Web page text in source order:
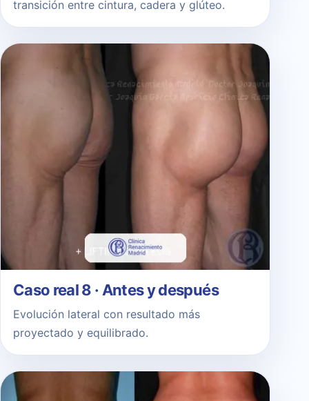
transición entre cintura, cadera y glúteo.
Caso real 8 · Antes y después
Evolución lateral con resultado más
proyectado y equilibrado.